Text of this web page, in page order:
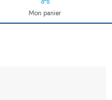
Mon panier